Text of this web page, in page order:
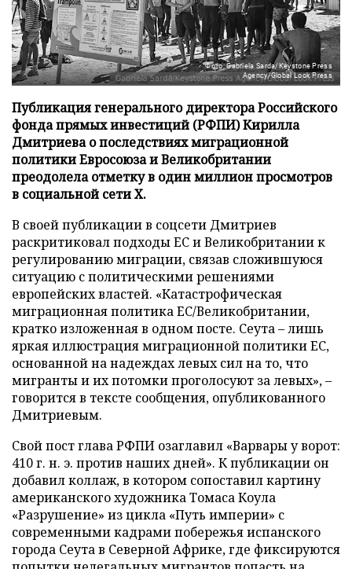
Фото: Gabriela Sarda/Keystone Press
Agency/Global Look Press
Публикация генерального директора Российского
фонда прямых инвестиций (РФПИ) Кирилла
Дмитриева о последствиях миграционной
политики Евросоюза и Великобритании
преодолела отметку в один миллион просмотров
в социальной сети X.
В своей публикации в соцсети Дмитриев
раскритиковал подходы ЕС и Великобритании к
регулированию миграции, связав сложившуюся
ситуацию с политическими решениями
европейских властей. «Катастрофическая
миграционная политика ЕС/Великобритании,
кратко изложенная в одном посте. Сеута – лишь
яркая иллюстрация миграционной политики ЕС,
основанной на надеждах левых сил на то, что
мигранты и их потомки проголосуют за левых», –
говорится в тексте сообщения, опубликованного
Дмитриевым.
Свой пост глава РФПИ озаглавил «Варвары у ворот:
410 г. н. э. против наших дней». К публикации он
добавил коллаж, в котором сопоставил картину
американского художника Томаса Коула
«Разрушение» из цикла «Путь империи» с
современными кадрами побережья испанского
города Сеута в Северной Африке, где фиксируются